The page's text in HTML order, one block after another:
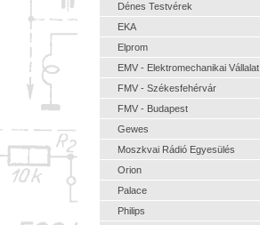
Dénes Testvérek
EKA
Elprom
EMV - Elektromechanikai Vállalat
FMV - Székesfehérvár
FMV - Budapest
Gewes
Moszkvai Rádió Egyesülés
Orion
Palace
Philips